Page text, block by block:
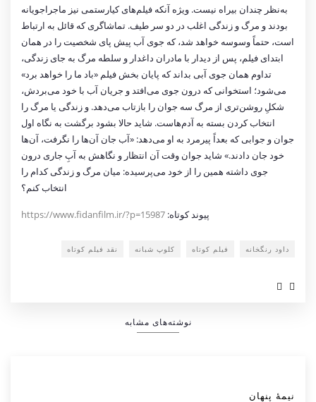
به‌نظر چندان بیراه نیست. ویژه آنکه فیلم‌های کیارستمی نیز ماجراجویانه
بودند و مرگ و زندگی اغلب در دو سر طیف. تماشاگری که قائل به ارتباط
است، حتماً وسوسه خواهد شد، که جوی آب پیش پای شخصیت را در همان
ابتدای فیلم، پس از دیدار با مادران داغدار و سلطه مرگ به جای زندگی،
تداوم همان جوی آبی بداند که پایان بخش فیلم «باد ما را خواهد برد»
می‌شود؛ استخوانی که درون جوی می‌افتد و جریان آب با خود می‌بردش،
شکلِ روشن‌تری از مرگ سه جوان را بازتاب می‌دهد. و زندگی یا مرگ را
انتخاب کردن بسته به آدم‌هاست. شاید حالا بشود برگشت به نگاه اول
جوان و جوابی که بعداً پیرمرد به او می‌دهد: «آب جان آن‌ها را نگرفت، آن‌ها
خود جان دادند.» شاید جوان وقت آن انتظار و نگاهش به آبِ جاری درون
جوی داشته همین را از خود می‌پرسیده: میان مرگ و زندگی کدام را
انتخاب کنم؟
پیوند کوتاه: https://www.fidanfilm.ir/?p=15987
داود رنگخانه فیلم کوتاه کلوپ شبانه نقد فیلم کوتاه
نوشته‌های مشابه
نیمۀ پنهان